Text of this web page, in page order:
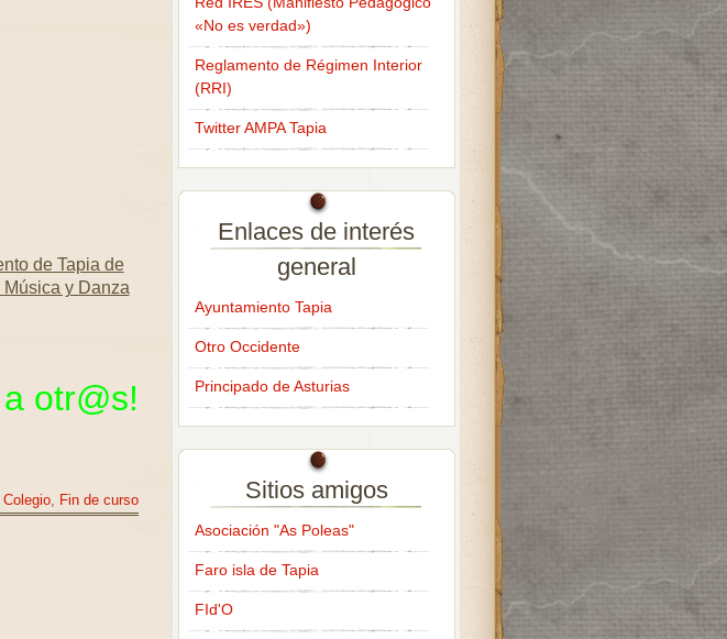
de Tapia de
y Danza
otr@s!
Colegio, Fin de curso
«No es verdad»)
Reglamento de Régimen Interior
(RRI)
Twitter AMPA Tapia
Enlaces de interés
general
Ayuntamiento Tapia
Otro Occidente
Principado de Asturias
Sitios amigos
Asociación "As Poleas"
Faro isla de Tapia
FId'O